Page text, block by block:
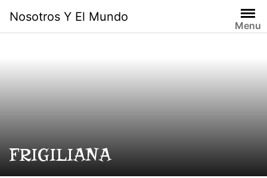
content
Nosotros Y El Mundo
Menu
FRIGILIANA